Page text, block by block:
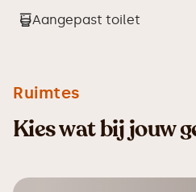
Aangepast toilet
Ruimtes
Kies wat bij jouw